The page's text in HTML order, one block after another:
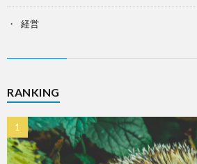
経営
RANKING